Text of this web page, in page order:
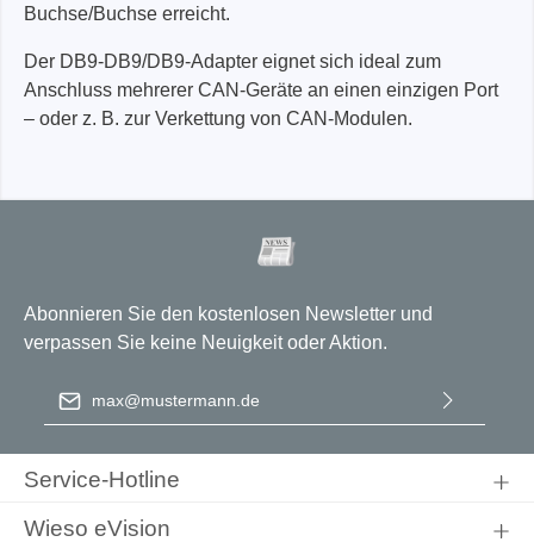
Buchse/Buchse erreicht.
Der DB9-DB9/DB9-Adapter eignet sich ideal zum
Anschluss mehrerer CAN-Geräte an einen einzigen Port
– oder z. B. zur Verkettung von CAN-Modulen.
Abonnieren Sie den kostenlosen Newsletter und
verpassen Sie keine Neuigkeit oder Aktion.
E-Mail-Adresse
einverstanden.
Service-Hotline
Wieso eVision